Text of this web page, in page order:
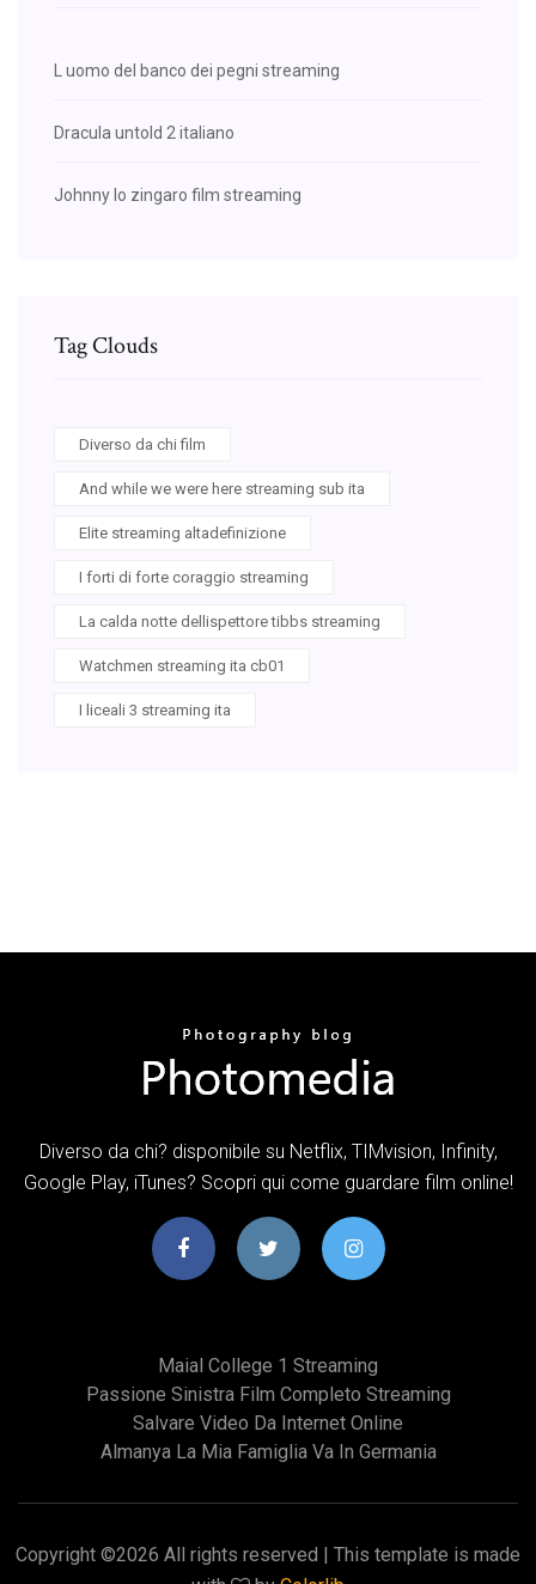
L uomo del banco dei pegni streaming
Dracula untold 2 italiano
Johnny lo zingaro film streaming
Tag Clouds
Diverso da chi film
And while we were here streaming sub ita
Elite streaming altadefinizione
I forti di forte coraggio streaming
La calda notte dellispettore tibbs streaming
Watchmen streaming ita cb01
I liceali 3 streaming ita
Diverso da chi? disponibile su Netflix, TIMvision, Infinity,
Google Play, iTunes? Scopri qui come guardare film online!
Maial College 1 Streaming
Passione Sinistra Film Completo Streaming
Salvare Video Da Internet Online
Almanya La Mia Famiglia Va In Germania
Copyright ©2026 All rights reserved | This template is made